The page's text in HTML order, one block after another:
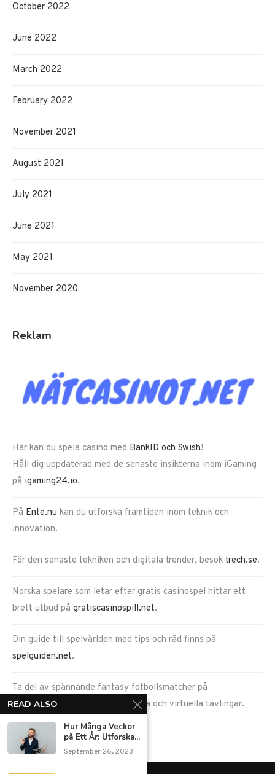
October 2022
June 2022
March 2022
February 2022
November 2021
August 2021
July 2021
June 2021
May 2021
November 2020
Reklam
Här kan du spela casino med BankID och Swish!
Håll dig uppdaterad med de senaste insikterna inom iGaming
på igaming24.io.
På Ente.nu kan du utforska framtiden inom teknik och
innovation.
För den senaste tekniken och digitala trender, besök trech.se.
Norska spelare som letar efter gratis casinospel hittar ett
brett utbud på gratiscasinospill.net.
Din guide till spelvärlden med tips och råd finns på
spelguiden.net.
Ta del av spännande fantasy fotbollsmatcher på
goalduel.com
, en plats för verkliga och virtuella tävlingar.
READ ALSO
Hur Många Veckor
på Ett År: Utforska...
September 26, 2023